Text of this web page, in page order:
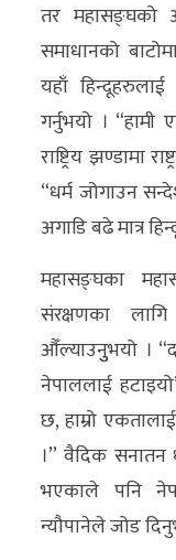
तर महासङ्घको
समाधानको
यहाँ
गर्नुभयो ।
राष्ट्रिय झण्डामा
“धर्म जोगाउन
अगाडि बढे मात्र
महासङ्घका
संरक्षणका
औँल्याउनुुभयो ।
नेपाललाई
छ, हाम्रो
।” वैदिक सनातन
भएकाले पनि
न्यौपानेले जोड